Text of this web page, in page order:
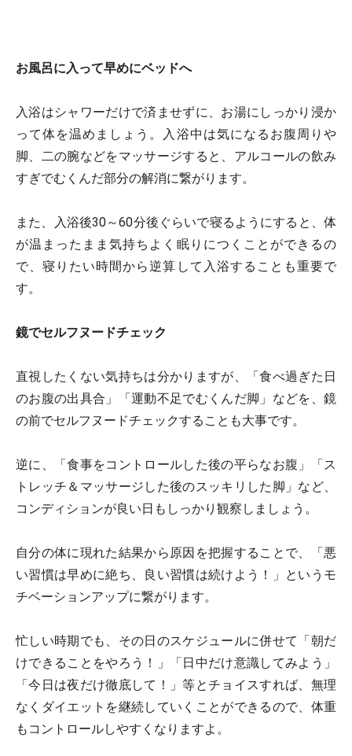
お風呂に入って早めにベッドへ
入浴はシャワーだけで済ませずに、お湯にしっかり浸か
って体を温めましょう。入浴中は気になるお腹周りや
脚、二の腕などをマッサージすると、アルコールの飲み
すぎでむくんだ部分の解消に繋がります。
また、入浴後30～60分後ぐらいで寝るようにすると、体
が温まったまま気持ちよく眠りにつくことができるの
で、寝りたい時間から逆算して入浴することも重要で
す。
鏡でセルフヌードチェック
直視したくない気持ちは分かりますが、「食べ過ぎた日
のお腹の出具合」「運動不足でむくんだ脚」などを、鏡
の前でセルフヌードチェックすることも大事です。
逆に、「食事をコントロールした後の平らなお腹」「ス
トレッチ＆マッサージした後のスッキリした脚」など、
コンディションが良い日もしっかり観察しましょう。
自分の体に現れた結果から原因を把握することで、「悪
い習慣は早めに絶ち、良い習慣は続けよう！」というモ
チベーションアップに繋がります。
忙しい時期でも、その日のスケジュールに併せて「朝だ
けできることをやろう！」「日中だけ意識してみよう」
「今日は夜だけ徹底して！」等とチョイスすれば、無理
なくダイエットを継続していくことができるので、体重
もコントロールしやすくなりますよ。